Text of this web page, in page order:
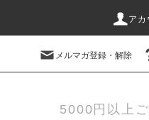
アカ
メルマガ登録・解除
5000円以上